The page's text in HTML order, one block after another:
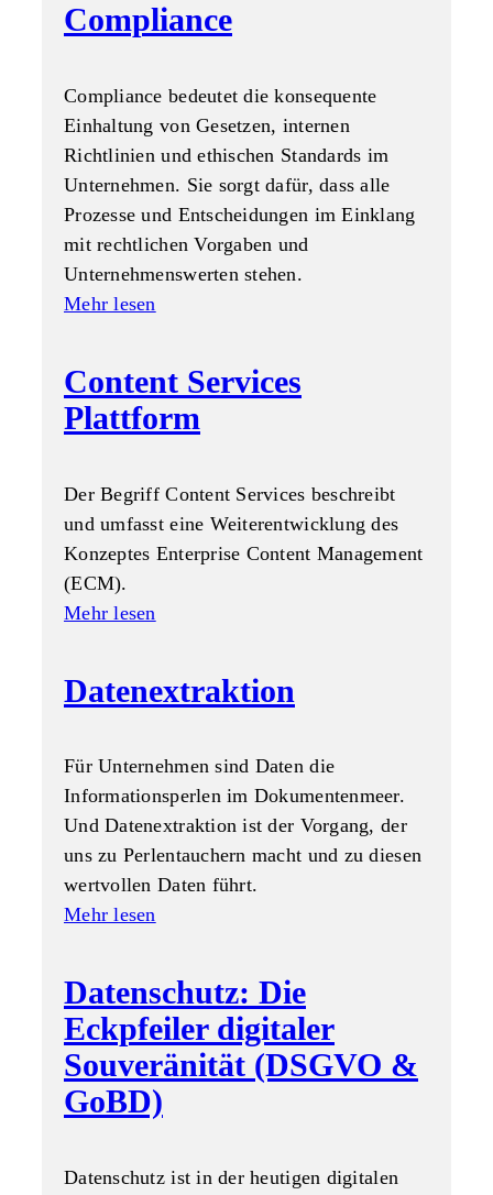
Compliance
Compliance bedeutet die konsequente
Einhaltung von Gesetzen, internen
Richtlinien und ethischen Standards im
Unternehmen. Sie sorgt dafür, dass alle
Prozesse und Entscheidungen im Einklang
mit rechtlichen Vorgaben und
Unternehmenswerten stehen.
Mehr lesen
Content Services
Plattform
Der Begriff Content Services beschreibt
und umfasst eine Weiterentwicklung des
Konzeptes Enterprise Content Management
(ECM).
Mehr lesen
Datenextraktion
Für Unternehmen sind Daten die
Informationsperlen im Dokumentenmeer.
Und Datenextraktion ist der Vorgang, der
uns zu Perlentauchern macht und zu diesen
wertvollen Daten führt.
Mehr lesen
Datenschutz: Die
Eckpfeiler digitaler
Souveränität (DSGVO &
GoBD)
Datenschutz ist in der heutigen digitalen